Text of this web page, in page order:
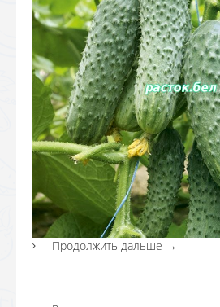
Продолжить дальше →